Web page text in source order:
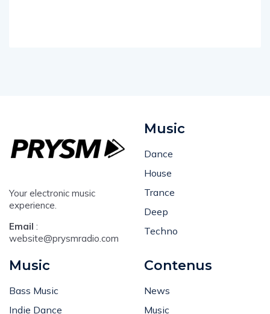
Your electronic music
experience.
Email :
website@prysmradio.com
Music
Dance
House
Trance
Deep
Techno
Music
Bass Music
Indie Dance
Contenus
News
Music